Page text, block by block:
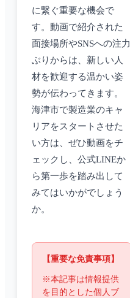
に繋ぐ重要な機会で
す。動画で紹介された
面接場所やSNSへの注力
ぶりからは、新しい人
材を歓迎する温かい姿
勢が伝わってきます。
海津市で製造業のキャ
リアをスタートさせた
い方は、ぜひ動画をチ
ェックし、公式LINEか
ら第一歩を踏み出して
みてはいかがでしょう
か。
【重要な免責事項】
※本記事は情報提供
を目的とした個人ブ